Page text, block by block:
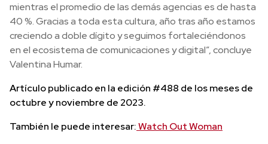
mientras el promedio de las demás agencias es de hasta
40 %. Gracias a toda esta cultura, año tras año estamos
creciendo a doble dígito y seguimos fortaleciéndonos
en el ecosistema de comunicaciones y digital”, concluye
Valentina Humar.
Artículo publicado en la edición #488 de los meses de
octubre y noviembre de 2023.
También le puede interesar:Watch Out Woman